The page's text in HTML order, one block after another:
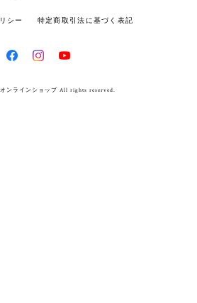
シー 特定商取引法に基づく表記
ンラインショップ All rights reserved.